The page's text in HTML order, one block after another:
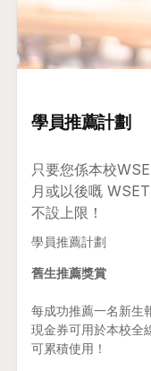
學員推薦計劃
只要您係本校
月或以後嘅
不設上限！
學員推薦計劃
舊生推薦獎賞
每成功推薦一名新生
現金券可用於本校全
可累積使用！